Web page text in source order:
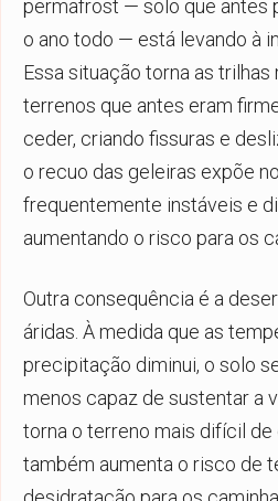
permafrost — solo que antes
o ano todo — está levando à
Essa situação torna as
terrenos que antes eram
ceder, criando fissuras e
o recuo das geleiras expõe
frequentemente instáveis e
aumentando o risco para os
Outra consequência é a
áridas. À medida que as
precipitação diminui, o solo
menos capaz de sustentar a
torna o terreno mais difícil de
também aumenta o risco de